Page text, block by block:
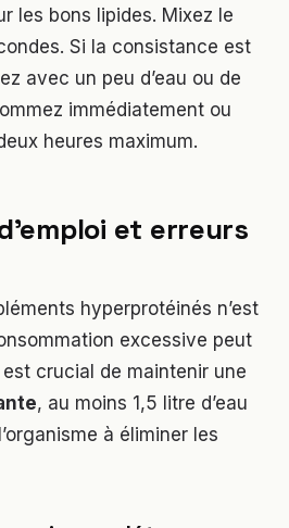
les bons lipides. Mixez le
Si la consistance est
avec un peu d’eau ou de
immédiatement ou
heures maximum.
et erreurs
hyperprotéinés n’est
excessive peut
crucial de maintenir une
, au moins 1,5 litre d’eau
à éliminer les